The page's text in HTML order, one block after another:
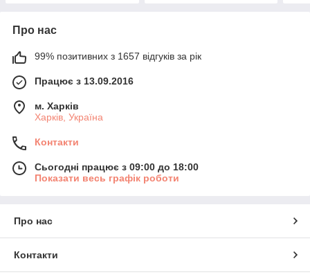
Про нас
99% позитивних з 1657 відгуків за рік
Працює з 13.09.2016
м. Харків
Харків, Україна
Контакти
Сьогодні працює з 09:00 до 18:00
Показати весь графік роботи
Про нас
Контакти